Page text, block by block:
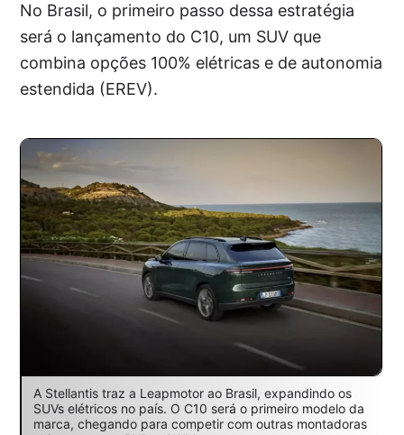
No Brasil, o primeiro passo dessa estratégia
será o lançamento do C10, um SUV que
combina opções 100% elétricas e de autonomia
estendida (EREV).
A Stellantis traz a Leapmotor ao Brasil, expandindo os
SUVs elétricos no país. O C10 será o primeiro modelo da
marca, chegando para competir com outras montadoras